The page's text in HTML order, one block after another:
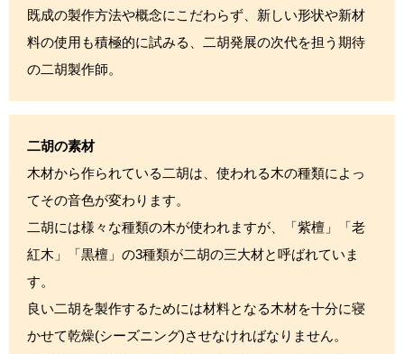
既成の製作方法や概念にこだわらず、新しい形状や新材
料の使用も積極的に試みる、二胡発展の次代を担う期待
の二胡製作師。
二胡の素材
木材から作られている二胡は、使われる木の種類によっ
てその音色が変わります。
二胡には様々な種類の木が使われますが、「紫檀」「老
紅木」「黒檀」の3種類が二胡の三大材と呼ばれていま
す。
良い二胡を製作するためには材料となる木材を十分に寝
かせて乾燥(シーズニング)させなければなりません。